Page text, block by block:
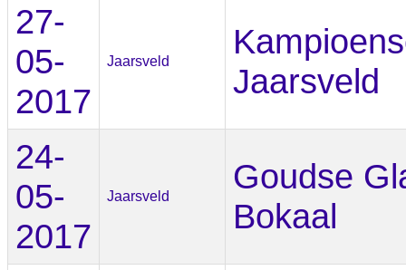
27-
05-
2017
Jaarsveld
Jaarsveld
24-
05-
2017
Jaarsveld
Goudse
Bokaal